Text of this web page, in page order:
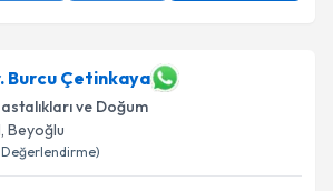
Burcu Çetinkaya
ve Doğum
, Beyoğlu
Değerlendirme)